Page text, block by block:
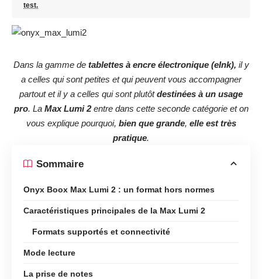
test.
Dans la gamme de tablettes à encre électronique (eInk), il y
a celles qui sont petites et qui peuvent vous accompagner
partout et il y a celles qui sont plutôtdestinées à un usage
pro. La Max Lumi 2entre dans cette seconde catégorie et on
vous explique pourquoi, bien que grande, elle est très
pratique.
Sommaire
Onyx Boox Max Lumi 2 : un format hors normes
Caractéristiques principales de la Max Lumi 2
Formats supportés et connectivité
Mode lecture
La prise de notes